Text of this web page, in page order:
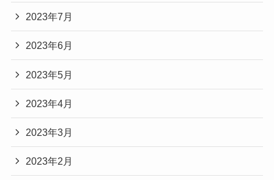
2023年7月
2023年6月
2023年5月
2023年4月
2023年3月
2023年2月